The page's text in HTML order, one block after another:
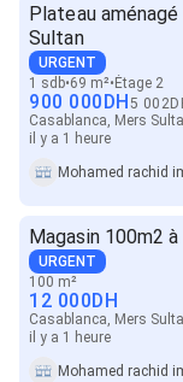
Plateau
Sultan
URGENT
1 sdb 69 m² Étage 2
900 000DH5 002
Casablanca, Mers
il y a 1 heure
Mohamed rachid
Magasin 100m2
URGENT
100 m²
12 000DH
Casablanca, Mers
il y a 1 heure
Mohamed rachid